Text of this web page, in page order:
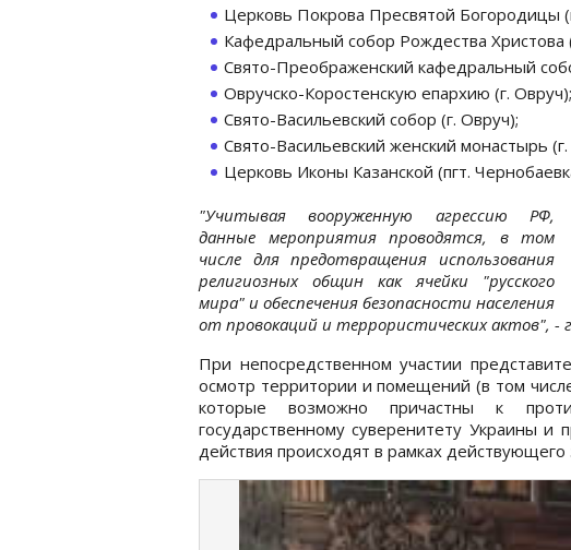
Церковь Покрова Пресвятой Богородицы
Кафедральный собор Рождества Христова
Свято-Преображенский кафедральный
Овручско-Коростенскую епархию (г. Овруч);
Свято-Васильевский собор (г. Овруч);
Свято-Васильевский женский монастырь
Церковь Иконы Казанской (пгт.
"Учитывая вооруженную агрессию РФ,
данные мероприятия проводятся, в том
числе для предотвращения использования
религиозных общин как ячейки "русского
мира" и обеспечения безопасности населения
от провокаций и террористических актов", -
При непосредственном участии
осмотр территории и помещений (в том
которые возможно причастны к
государственному суверенитету Украины
действия происходят в рамках действующего